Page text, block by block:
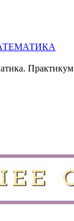
Практикум